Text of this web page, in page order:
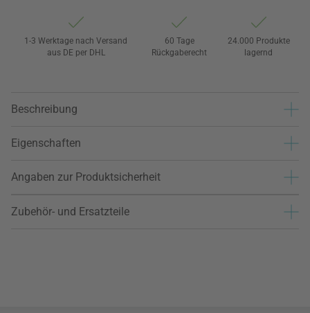
1-3 Werktage nach Versand
aus DE per DHL
60 Tage
Rückgaberecht
24.000 Produkte
lagernd
Beschreibung
Eigenschaften
Angaben zur Produktsicherheit
Zubehör- und Ersatzteile